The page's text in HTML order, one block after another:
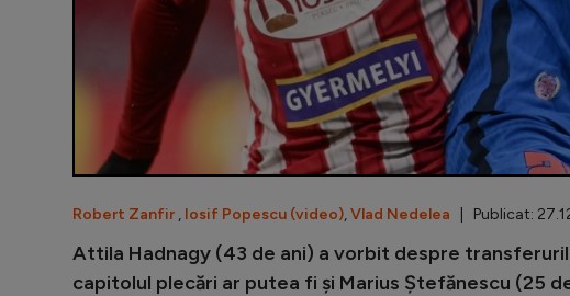
Robert Zanfir , Iosif Popescu (video),Vlad Nedelea | Publicat:
Attila Hadnagy (43 de ani) a vorbit despre
capitolul plecări ar putea fi și Marius Ștefănescu (25